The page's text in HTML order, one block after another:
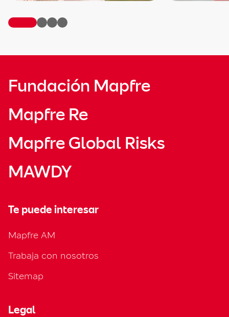
Fundación Mapfre
Mapfre Re
Mapfre Global Risks
MAWDY
Te puede interesar
Mapfre AM
Trabaja con nosotros
Sitemap
Legal